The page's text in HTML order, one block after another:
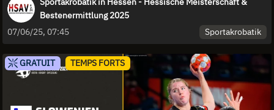
Bestenermittlung 2025
07/06/25, 07:45
Sportakrobatik
GRATUIT TEMPS FORTS